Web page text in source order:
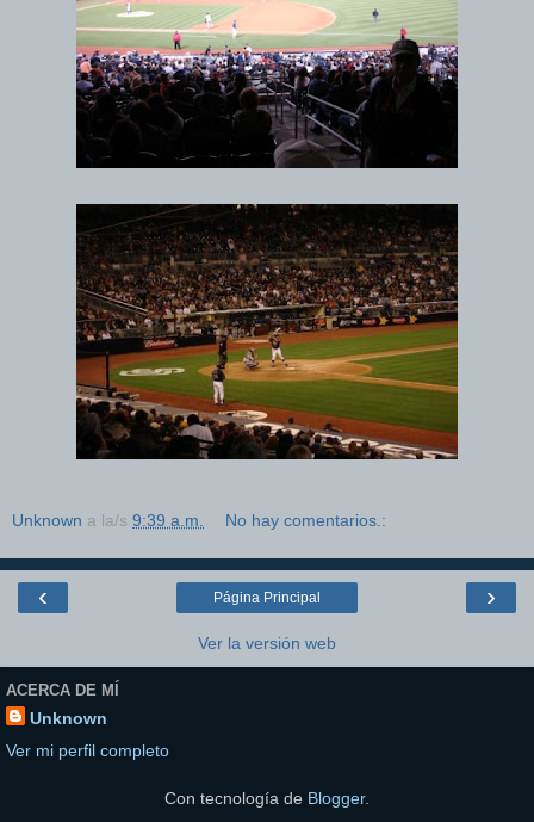
Unknown a la/s 9:39 a.m. No hay comentarios.:
‹ ›
Página Principal
Ver la versión web
ACERCA DE MÍ
Unknown
Ver mi perfil completo
Con tecnología de Blogger.